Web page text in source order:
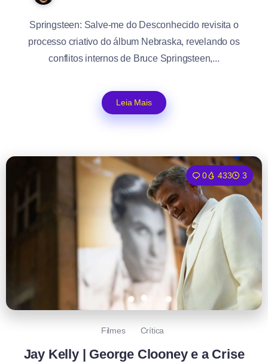
Springsteen: Salve-me do Desconhecido revisita o
processo criativo do álbum Nebraska, revelando os
conflitos internos de Bruce Springsteen,...
Leia Mais
0 433 3
Filmes Crítica
Jay Kelly | George Clooney e a Crise